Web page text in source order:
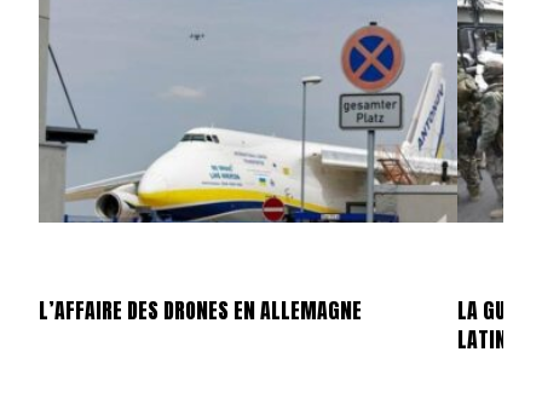
L’AFFAIRE DES DRONES EN ALLEMAGNE
LA
LATINE